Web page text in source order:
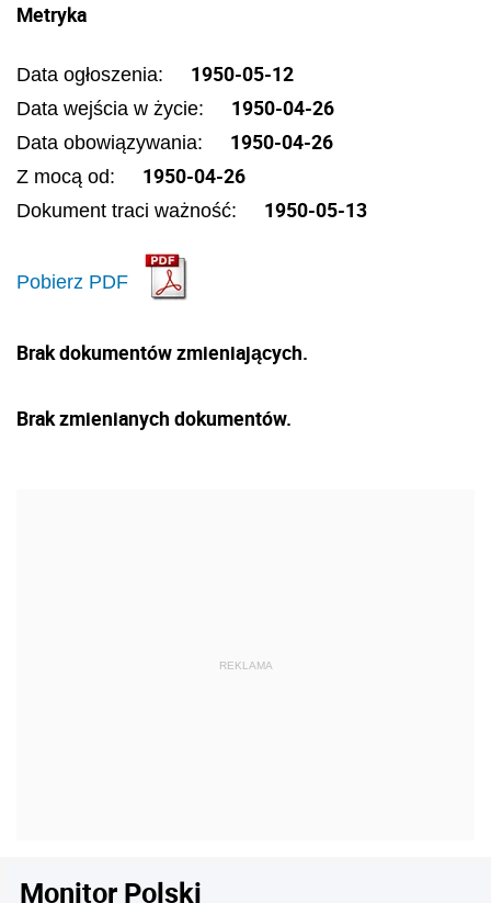
Metryka
Data ogłoszenia: 1950-05-12
Data wejścia w życie: 1950-04-26
Data obowiązywania: 1950-04-26
Z mocą od: 1950-04-26
Dokument traci ważność: 1950-05-13
Pobierz PDF
Brak dokumentów zmieniających.
Brak zmienianych dokumentów.
Monitor Polski